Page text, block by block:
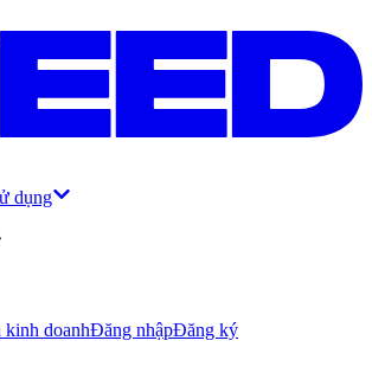
dụng
kinh doanhĐăng nhậpĐăng ký